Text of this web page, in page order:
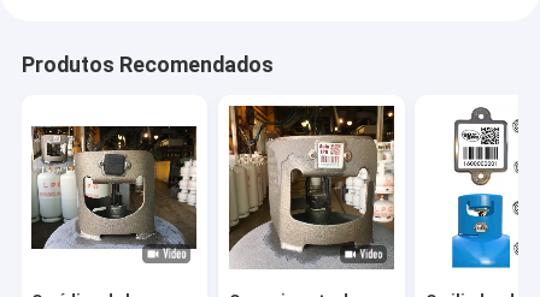
Produtos Recomendados